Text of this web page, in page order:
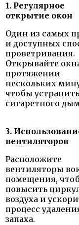
1. Регулярное
открытие окон
Один из самых
и доступных
проветривания.
Открывайте
протяжении
нескольких
чтобы
сигаретного
3.
вентиляторов
Расположите
вентиляторы
помещения,
повысить
воздуха и
процесс
запаха.